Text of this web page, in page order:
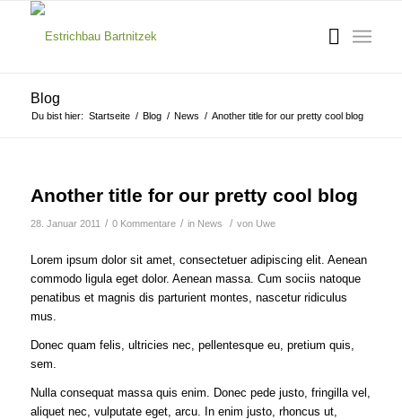
Blog
Du bist hier: Startseite / Blog / News / Another title for our pretty cool blog
Another title for our pretty cool blog
28. Januar 2011 / 0 Kommentare / in News / von Uwe
Lorem ipsum dolor sit amet, consectetuer adipiscing elit. Aenean
commodo ligula eget dolor. Aenean massa. Cum sociis natoque
penatibus et magnis dis parturient montes, nascetur ridiculus
mus.
Donec quam felis, ultricies nec, pellentesque eu, pretium quis,
sem.
Nulla consequat massa quis enim. Donec pede justo, fringilla vel,
aliquet nec, vulputate eget, arcu. In enim justo, rhoncus ut,